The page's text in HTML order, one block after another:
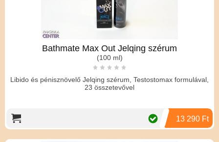
Bathmate Max Out Jelqing szérum
(100 ml)
Libido és pénisznövelő Jelqing szérum, Testostomax formulával,
23 összetevővel
13 290 Ft